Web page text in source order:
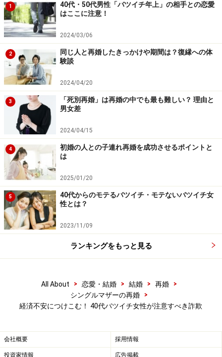
す。そこで彼女はやっと気づきました。「やっぱりそう
だったのか。これは詐欺だったのか」と。
相談に乗ってくれたり、優しく接してくれたりすると、
男性に対して気持ちが揺らいでしまう女性は少なくあり
ません。特に、バツイチや独身の40代は、この先のこと
を考えて一刻も早く結婚・再婚をしたいと思っているの
で、男性の金銭的な要望にも、すぐに応えてしまうので
す。
「好条件はありえない」と警戒するくらい
が丁度いい
そういった詐欺に合わないためには「うまい話には気を
つけろ!」が基本です。あまりにもできすぎた話が出たら
警戒すべきです。
たとえば、自分が理想としているような人でお金持ちで
ではありません。そんな条件のいい男性は、普通は40代
前後になるころには結婚をしている場合が多いので、ま
る程度関係が深まって来たら、「なぜ今まで独身だった
のか？」を聞いてみてください。
1
40代・50代男性「バツイチ年上」の相手との恋愛
はここに注意！
2024/03/06
2
同じ人と再婚したきっかけや期間は？復縁への体
験談
2024/04/20
3
「死別再婚」は再婚の中でも最も難しい？ 理由と
男女差
2024/04/15
4
初婚の人との子連れ再婚を成功させるポイントと
は
2025/01/20
5
40代からのモテるバツイチ・モテないバツイチ女
性とは？
2023/11/09
ランキングをもっと見る
All About > 恋愛・結婚 > 結婚 > 再婚
>
シングルマザーの再婚
>
経済不安につけこむ！ 40代バツイチ女性が注意すべき詐欺
会社概要 採用情報
投資家情報 広告掲載